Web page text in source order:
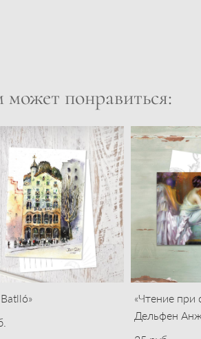
может понравиться:
«Чтение при
Дельфен